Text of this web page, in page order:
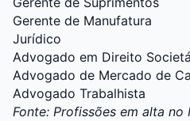
Gerente de Manufatura
Jurídico
Advogado em Direito
Advogado de Mercado de
Advogado Trabalhista
Fonte: Profissões em alta no